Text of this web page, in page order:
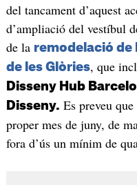
del tancament d’aquest
d’ampliació del vestíbul
de la remodelació de
de les Glòries, que
Disseny Hub
Disseny. Es preveu
proper mes de juny, de
fora d’ús un mínim de